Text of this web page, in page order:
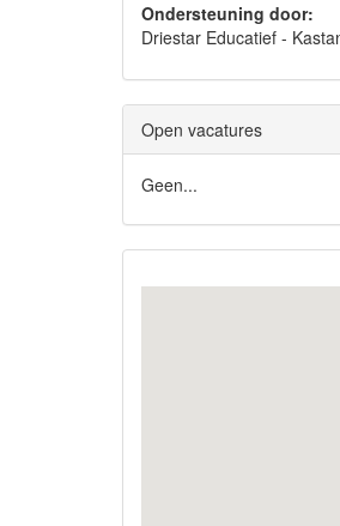
Ondersteuning door:
Driestar Educatief -
Open vacatures
Geen...